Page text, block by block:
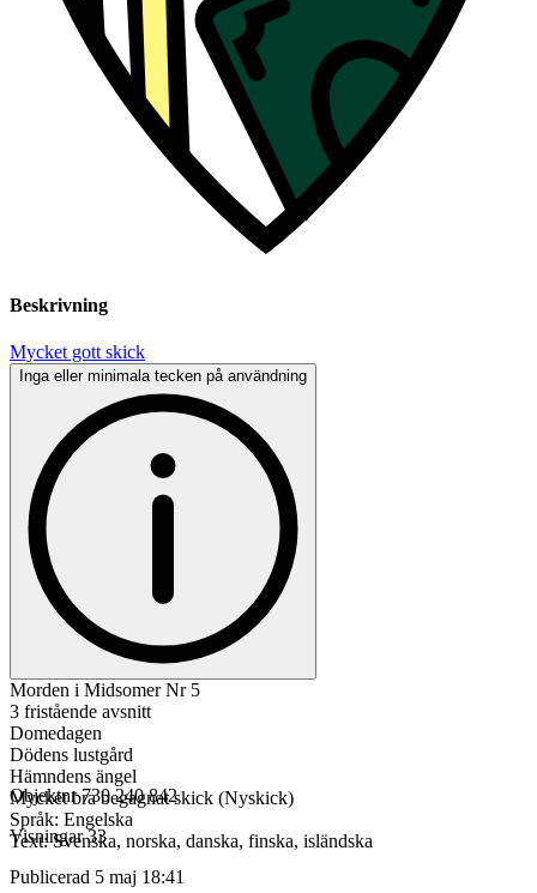
Beskrivning
Mycket gott skick
Inga eller minimala tecken på användning
Morden i Midsomer Nr 5
3 fristående avsnitt
Domedagen
Dödens lustgård
Hämndens ängel
Mycket bra begagnat skick (Nyskick)
Språk: Engelska
Text: Svenska, norska, danska, finska, isländska
Objektnr 730 240 842
Visningar 33
Publicerad 5 maj 18:41